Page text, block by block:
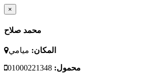
×
محمد صلاح
المكان: ميامي
محمول: